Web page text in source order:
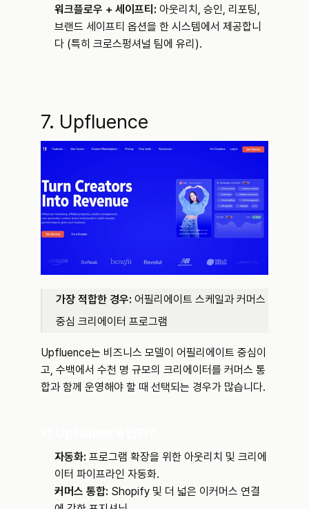
워크플로우 + 세이프티: 아웃리치, 승인, 리포팅,
브랜드 세이프티 옵션을 한 시스템에서 제공합니
다 (특히 크로스펑셔널 팀에 유리).
7. Upfluence
가장 적합한 경우: 어필리에이트 스케일과 커머스
중심 크리에이터 프로그램
Upfluence는 비즈니스 모델이 어필리에이트 중심이
고, 수백에서 수천 명 규모의 크리에이터를 커머스 통
합과 함께 운영해야 할 때 선택되는 경우가 많습니다.
자동화: 프로그램 확장을 위한 아웃리치 및 크리에
이터 파이프라인 자동화.
커머스 통합: Shopify 및 더 넓은 이커머스 연결